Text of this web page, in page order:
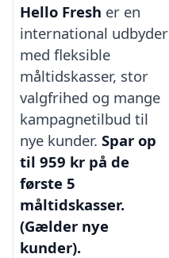
Hello Fresh er en
international udbyder
med fleksible
måltidskasser, stor
valgfrihed og mange
kampagnetilbud til
nye kunder. Spar op
til 959 kr på de
første 5
måltidskasser.
(Gælder nye
kunder).